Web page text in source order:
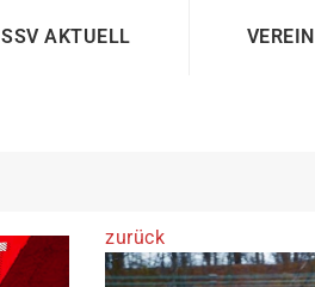
SSV AKTUELL VEREIN
zurück